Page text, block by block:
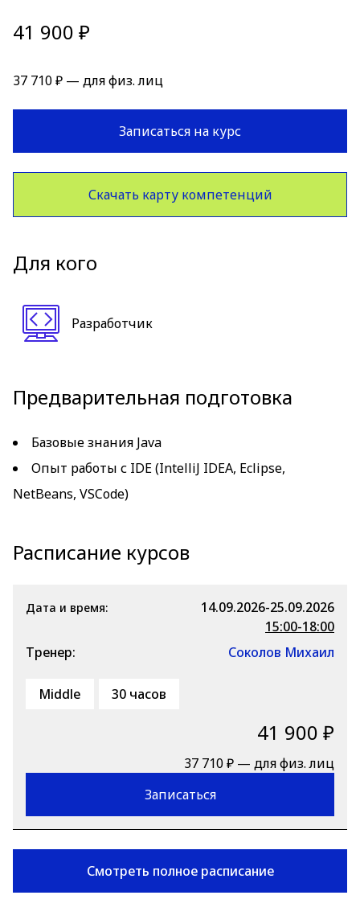
41 900 ₽
37 710 ₽ — для физ. лиц
Записаться на курс
Скачать карту компетенций
Для кого
Разработчик
Предварительная подготовка
Базовые знания Java
Опыт работы с IDE (IntelliJ IDEA, Eclipse,
NetBeans, VSCode)
Расписание курсов
Дата и время:
14.09.2026-25.09.2026
15:00-18:00
Тренер:
Соколов Михаил
Middle 30 часов
41 900 ₽
37 710 ₽ — для физ. лиц
Записаться
Смотреть полное расписание